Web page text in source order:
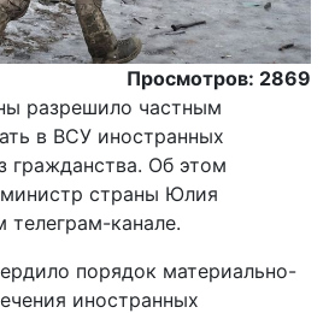
Просмотров: 2869
разрешило частным
в ВСУ иностранных
гражданства. Об этом
страны Юлия
канале.
порядок материально-
иностранных